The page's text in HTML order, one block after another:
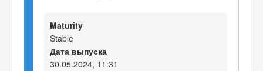
Maturity
Stable
Дата выпуска
30.05.2024, 11:31